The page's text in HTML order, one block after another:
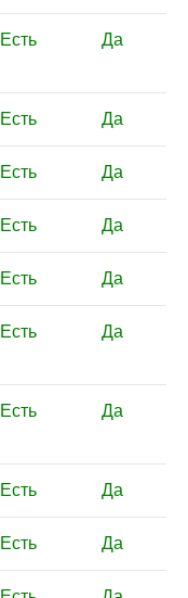
Есть Да
Есть Да
Есть Да
Есть Да
Есть Да
Есть Да
Есть Да
Есть Да
Есть Да